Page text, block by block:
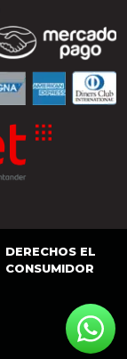
DERECHOS EL
CONSUMIDOR